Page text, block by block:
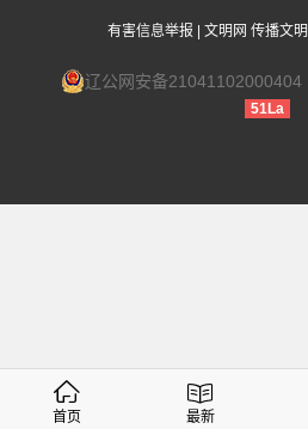
有害信息举报 文明网 传播文明
辽公网安备21041102000404
51La
首页 最新